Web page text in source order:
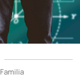
Familia